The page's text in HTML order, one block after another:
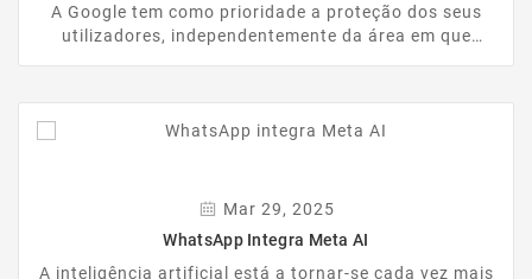
A Google tem como prioridade a proteção dos seus
utilizadores, independentemente da área em que
de segurança. Com o avanço da inteligência artificial,
essa missão ganhou um reforço poderoso — e os
desta tecnologia em contextos realmente relevantes.
Mar 29, 2025
WhatsApp Integra Meta AI
A inteligência artificial está a tornar-se cada vez mais